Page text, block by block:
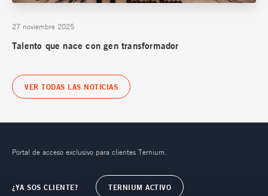
27 noviembre 2025
Talento que nace con gen transformador
VER TODAS LAS NOTICIAS
Portal de acceso exclusivo para clientes Ternium.
¿YA SOS CLIENTE? TERNIUM ACTIVO